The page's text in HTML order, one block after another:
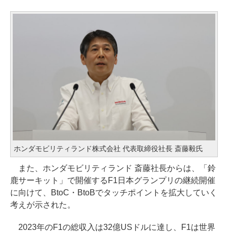
ホンダモビリティランド株式会社 代表取締役社長 斎藤毅氏
また、ホンダモビリティランド 斎藤社長からは、「鈴
鹿サーキット」で開催するF1日本グランプリの継続開催
に向けて、BtoC・BtoBでタッチポイントを拡大していく
考えが示された。
2023年のF1の総収入は32億USドルに達し、F1は世界